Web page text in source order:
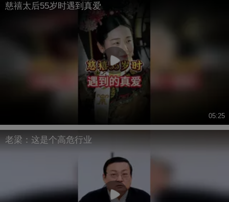
慈禧太后55岁时遇到真爱
05:25
老梁：这是个高危行业